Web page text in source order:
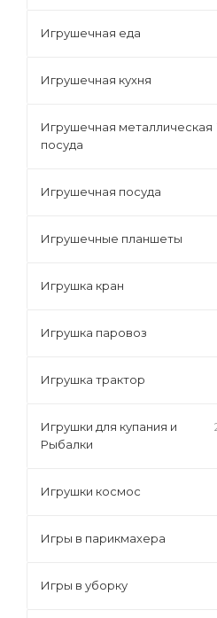
Игрушечная еда
Игрушечная кухня
Игрушечная металлическая
посуда
Игрушечная посуда
Игрушечные планшеты
Игрушка кран
Игрушка паровоз
Игрушка трактор
Игрушки для купания и
Рыбалки
Игрушки космос
Игры в парикмахера
Игры в уборку